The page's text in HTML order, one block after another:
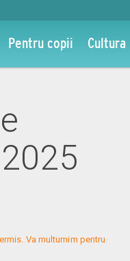
Pentru copii Cultura
Va multumim pentru